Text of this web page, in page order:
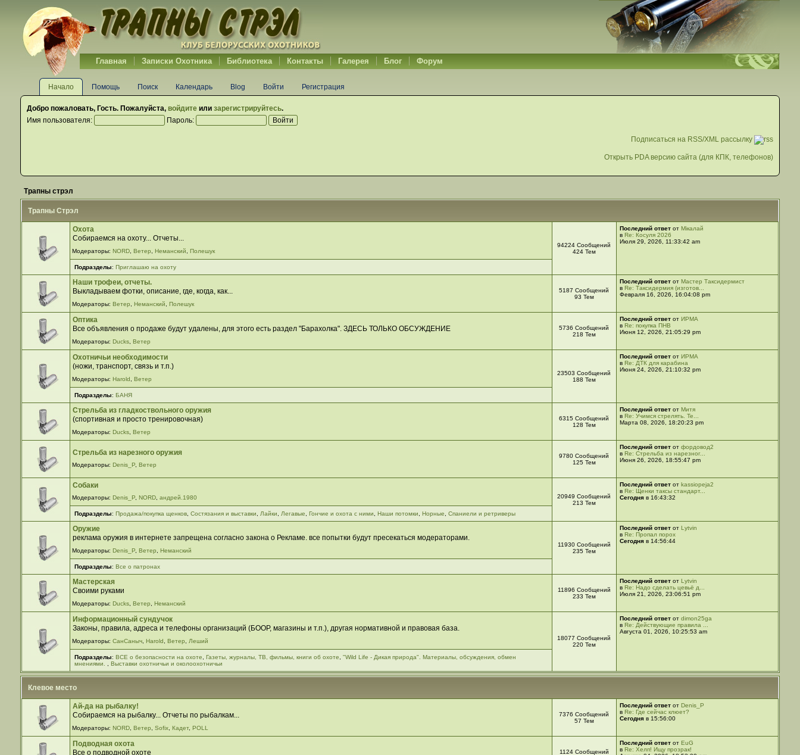
Главная Записки Охотника Библиотека Контакты Галерея Блог Форум
Начало Помощь Поиск Календарь Blog Войти Регистрация
Добро пожаловать, Гость. Пожалуйста, войдитеили зарегистрируйтесь.
Имя пользователя:
Пароль:
Подписаться на RSS/XML рассылку
Открыть PDA версию сайта (для КПК, телефонов)
Трапны стрэл
Трапны Стрэл
Охота
Собираемся на охоту... Отчеты...
Модераторы:NORD ,Ветер ,Неманский ,Полешук
94224 Сообщений
424 Тем
Последний ответот Мікалай
в Re: Косуля 2026
Июля 29, 2026, 11:33:42 am
Подразделы: Приглашаю на охоту
Наши трофеи, отчеты.
Выкладываем фотки, описание, где, когда, как...
Модераторы:Ветер ,Неманский ,Полешук
5187 Сообщений
93 Тем
Последний ответот Мастер Таксидермист
в Re: Таксидермия (изготов...
Февраля 16, 2026, 16:04:08 pm
Оптика
Все объявления о продаже будут удалены, для этого есть раздел "Барахолка". ЗДЕСЬ ТОЛЬКО ОБСУЖДЕНИЕ
Модераторы:Ducks ,Ветер
5736 Сообщений
218 Тем
Последний ответот ИРМА
в Re: покупка ПНВ
Июня 12, 2026, 21:05:29 pm
Охотничьи необходимости
(ножи, транспорт, связь и т.п.)
Модераторы:Harold ,Ветер
23503 Сообщений
188 Тем
Последний ответот ИРМА
в Re: ДТК для карабина
Июня 24, 2026, 21:10:32 pm
Подразделы: БАНЯ
Стрельба из гладкоствольного оружия
(спортивная и просто тренировочная)
Модераторы:Ducks ,Ветер
6315 Сообщений
128 Тем
Последний ответот Митя
в Re: Учимся стрелять. Те...
Марта 08, 2026, 18:20:23 pm
Стрельба из нарезного оружия
Модераторы:Denis_P ,Ветер
9780 Сообщений
125 Тем
Последний ответот фордовод2
в Re: Стрельба из нарезног...
Июня 26, 2026, 18:55:47 pm
Собаки
Модераторы:Denis_P ,NORD ,андрей.1980
20949 Сообщений
213 Тем
Последний ответот kassiopeja2
в Re: Щенки таксы стандарт...
Сегодняв 16:43:32
Подразделы: Продажа/покупка щенков, Cостязания и выставки Лайки Легавые Гончие и охота с ними Наши потомки Норные Спаниели и ретриверы
Оружие
реклама оружия в интернете запрещена согласно закона о Рекламе. все попытки будут пресекаться модераторами.
Модераторы:Denis_P ,Ветер ,Неманский
11930 Сообщений
235 Тем
Последний ответот Lytvin
в Re: Пропал порох
Сегодняв 14:56:44
Подразделы: Все о патронах
Мастерская
Своими руками
Модераторы:Ducks ,Ветер ,Неманский
11896 Сообщений
233 Тем
Последний ответот Lytvin
в Re: Надо сделать цевьё д...
Июля 21, 2026, 23:06:51 pm
Информационный сундучок
Законы, правила, адреса и телефоны организаций (БООР, магазины и т.п.), другая нормативной и правовая база.
Модераторы:СанСаныч ,Harold ,Ветер Леший
18077 Сообщений
220 Тем
Последний ответот dimon25ga
в Re: Действующие правила ...
Августа 01, 2026, 10:25:53 am
Подразделы: ВСЕ о безопасности на охоте Газеты, журналы, ТВ, фильмы, книги об охоте
"Wild Life - Дикая природа". Материалы, обсуждения, обмен
мнениями.
Выставки охотничьи и околоохотничьи
Клевое место
Ай-да на рыбалку!
Собираемся на рыбалку... Отчеты по рыбалкам...
Модераторы:NORD ,Ветер ,Sofix ,Кадет,POLL
7376 Сообщений
57 Тем
Последний ответот Denis_P
в Re: Где сейчас клюет?
Сегодняв 15:56:00
Подводная охота
Все о подводной охоте
1124 Сообщений
Последний ответот EuG
в Re: Хелп! Ищу прозрак!